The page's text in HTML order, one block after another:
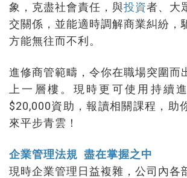
象，克盡社會責任，與投資者、大
交關係，並能適時調解商業糾紛，
方能無往而不利。
進修商管範疇，令你在職場突圍而
上一層樓。現時更可使用持續
$20,000資助，報讀相關課程，助
來平步青雲！
企業管理法規 盡在掌握之中
現時企業管理日益複雜，公司內各